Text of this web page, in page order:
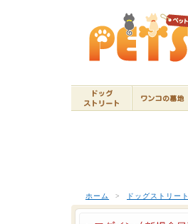
ホーム > ドッグストリート